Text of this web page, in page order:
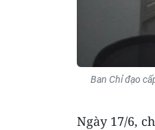
Ban Chỉ đạo
Ngày 17/6,